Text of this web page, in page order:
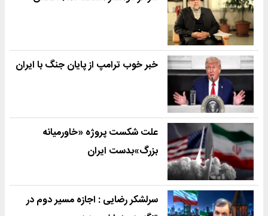
خبر خوب ترامپ از پایان جنگ با ایران
علت شکست پروژه «خاورمیانه
بزرگ»بدست ایران
سرلشکر رضایی : اجازه مسیر دوم در